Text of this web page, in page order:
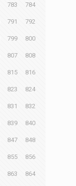
783 784
791 792
799 800
807 808
815 816
823 824
831 832
839 840
847 848
855 856
863 864